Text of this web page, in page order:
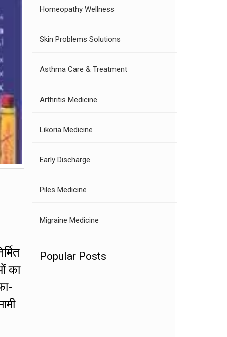
का
Homeopathy Wellness
Skin Problems Solutions
Asthma Care & Treatment
Arthritis Medicine
Likoria Medicine
Early Discharge
Piles Medicine
Migraine Medicine
Popular Posts